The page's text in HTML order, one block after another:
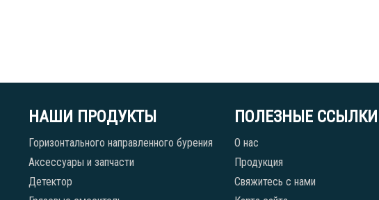
НАШИ ПРОДУКТЫ
Горизонтального направленного бурения
Аксессуары и запчасти
Детектор
ПОЛЕЗНЫЕ ССЫЛКИ
О нас
Продукция
Свяжитесь с нами